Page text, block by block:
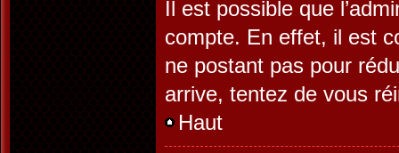
Il est possible que
compte. En effet, il est
ne postant pas pour
arrive, tentez de vous
Haut